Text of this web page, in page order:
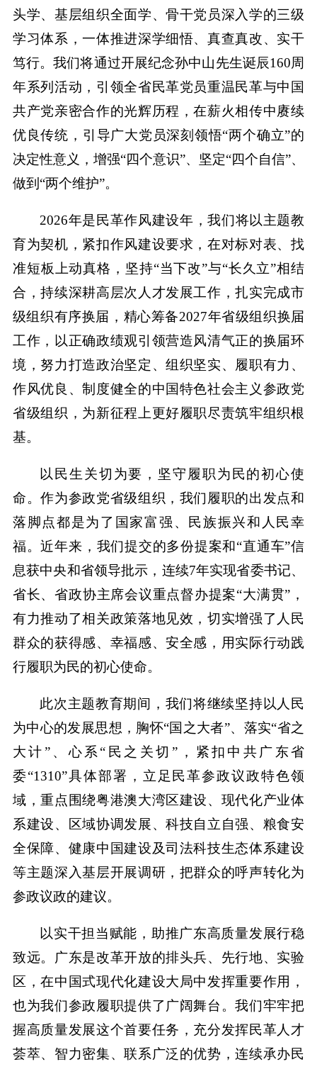
头学、基层组织全面学、骨干党员深入学的三级
学习体系，一体推进深学细悟、真查真改、实干
笃行。我们将通过开展纪念孙中山先生诞辰160周
年系列活动，引领全省民革党员重温民革与中国
共产党亲密合作的光辉历程，在薪火相传中赓续
优良传统，引导广大党员深刻领悟“两个确立”的
决定性意义，增强“四个意识”、坚定“四个自信”、
做到“两个维护”。
2026年是民革作风建设年，我们将以主题教
育为契机，紧扣作风建设要求，在对标对表、找
准短板上动真格，坚持“当下改”与“长久立”相结
合，持续深耕高层次人才发展工作，扎实完成市
级组织有序换届，精心筹备2027年省级组织换届
工作，以正确政绩观引领营造风清气正的换届环
境，努力打造政治坚定、组织坚实、履职有力、
作风优良、制度健全的中国特色社会主义参政党
省级组织，为新征程上更好履职尽责筑牢组织根
基。
以民生关切为要，坚守履职为民的初心使
命。作为参政党省级组织，我们履职的出发点和
落脚点都是为了国家富强、民族振兴和人民幸
福。近年来，我们提交的多份提案和“直通车”信
息获中央和省领导批示，连续7年实现省委书记、
省长、省政协主席会议重点督办提案“大满贯”，
有力推动了相关政策落地见效，切实增强了人民
群众的获得感、幸福感、安全感，用实际行动践
行履职为民的初心使命。
此次主题教育期间，我们将继续坚持以人民
为中心的发展思想，胸怀“国之大者”、落实“省之
大计”、心系“民之关切”，紧扣中共广东省
委“1310”具体部署，立足民革参政议政特色领
域，重点围绕粤港澳大湾区建设、现代化产业体
系建设、区域协调发展、科技自立自强、粮食安
全保障、健康中国建设及司法科技生态体系建设
等主题深入基层开展调研，把群众的呼声转化为
参政议政的建议。
以实干担当赋能，助推广东高质量发展行稳
致远。广东是改革开放的排头兵、先行地、实验
区，在中国式现代化建设大局中发挥重要作用，
也为我们参政履职提供了广阔舞台。我们牢牢把
握高质量发展这个首要任务，充分发挥民革人才
荟萃、智力密集、联系广泛的优势，连续承办民